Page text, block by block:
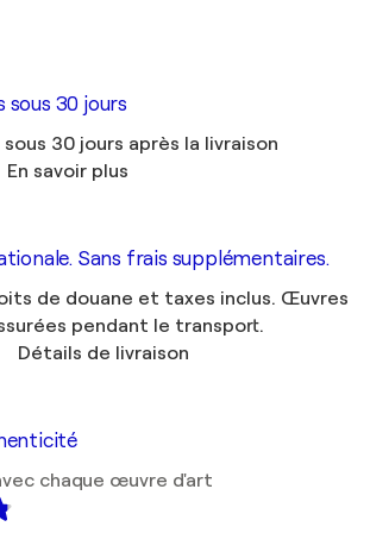
sous 30 jours
30 jours après la livraison
En savoir plus
Sans frais supplémentaires.
de douane et taxes inclus. Œuvres
pendant le transport.
Détails de livraison
chaque œuvre d'art